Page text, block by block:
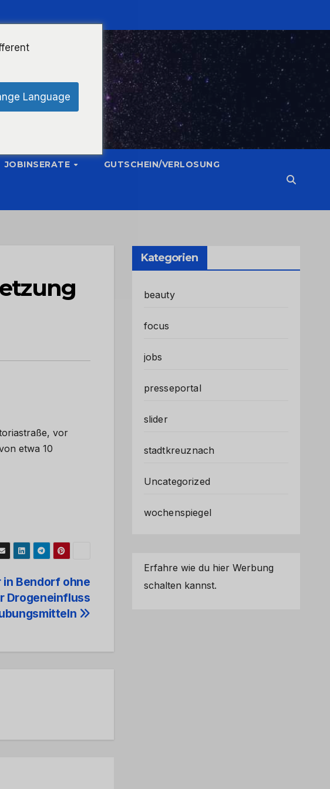
JOBINSERATE GUTSCHEIN/VERLOSUNG
vor
etwa 10
in Bendorf ohne
Drogeneinfluss
Kategorien
beauty
focus
jobs
presseportal
slider
stadtkreuznach
Uncategorized
wochenspiegel
Erfahre wie du hier Werbung
schalten kannst.
Language